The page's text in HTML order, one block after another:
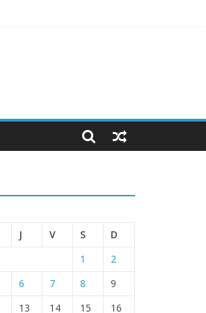
J V S D
1
2
6 7 8
9
13 14 15
16